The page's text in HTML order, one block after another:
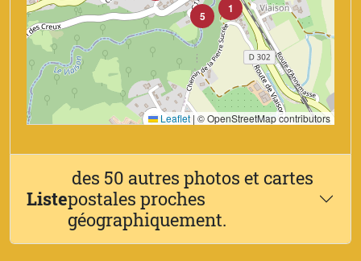
1
5
Leaflet | © OpenStreetMap contributors
Liste
des 50 autres photos et cartes
postales proches
géographiquement.